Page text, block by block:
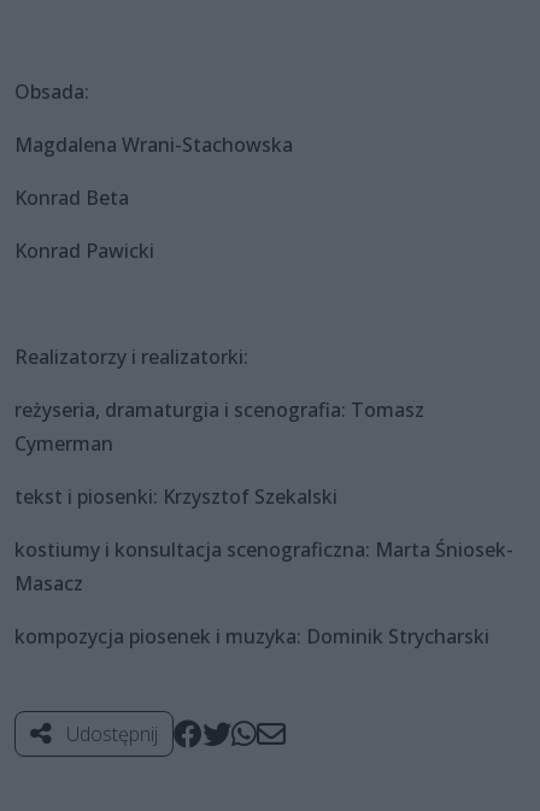
Obsada:
Magdalena Wrani-Stachowska
Konrad Beta
Konrad Pawicki
Realizatorzy i realizatorki:
reżyseria, dramaturgia i scenografia: Tomasz
Cymerman
tekst i piosenki: Krzysztof Szekalski
kostiumy i konsultacja scenograficzna: Marta Śniosek-
Masacz
kompozycja piosenek i muzyka: Dominik Strycharski
Udostępnij